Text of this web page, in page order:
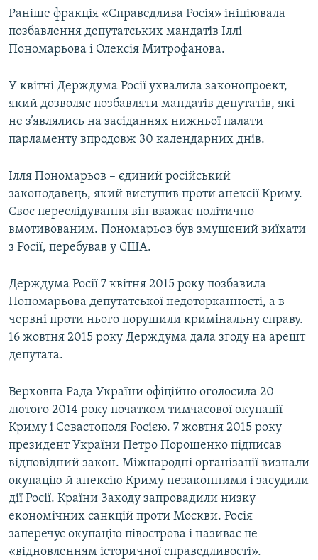
Раніше фракція «Справедлива Росія» ініціювала
позбавлення депутатських мандатів Іллі
Пономарьова і Олексія Митрофанова.
У квітні Держдума Росії ухвалила законопроект,
який дозволяє позбавляти мандатів депутатів, які
не з’являлись на засіданнях нижньої палати
парламенту впродовж 30 календарних днів.
Ілля Пономарьов – єдиний російський
законодавець, який виступив проти анексії Криму.
Своє переслідування він вважає політично
вмотивованим. Пономарьов був змушений виїхати
з Росії, перебував у США.
Держдума Росії 7 квітня 2015 року позбавила
Пономарьова депутатської недоторканності, а в
червні проти нього порушили кримінальну справу.
16 жовтня 2015 року Держдума дала згоду на арешт
депутата.
Верховна Рада України офіційно оголосила 20
лютого 2014 року початком тимчасової окупації
Криму і Севастополя Росією. 7 жовтня 2015 року
президент України Петро Порошенко підписав
відповідний закон. Міжнародні організації визнали
окупацію й анексію Криму незаконними і засудили
дії Росії. Країни Заходу запровадили низку
економічних санкцій проти Москви. Росія
заперечує окупацію півострова і називає це
«відновленням історичної справедливості».